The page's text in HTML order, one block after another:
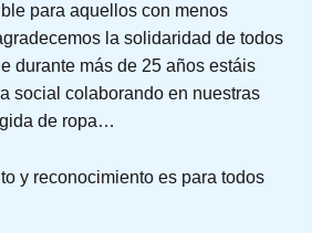
para aquellos con menos
la solidaridad de todos
durante más de 25 años estáis
social colaborando en nuestras
de ropa…
y reconocimiento es para todos